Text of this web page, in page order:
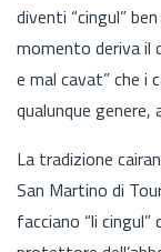
diventi “cingul”
momento deriva il
e mal cavat” che i
qualunque
La tradizione
San Martino di
facciano “li